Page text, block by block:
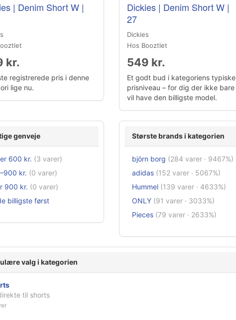
| Denim Short W |
kr.
registrerede pris i denne
lige nu.
Dickies | Denim Short W |
27
Dickies
Hos Booztlet
549 kr.
Et godt bud i kategoriens typiske
prisniveau – for dig der ikke bare
vil have den billigste model.
genveje
600 kr. (3 varer)
kr. (0 varer)
900 kr. (0 varer)
billigste først
Største brands i kategorien
björn borg (284 varer · 9467%)
adidas (152 varer · 5067%)
Hummel (139 varer · 4633%)
ONLY (91 varer · 3033%)
Pieces (79 varer · 2633%)
valg i kategorien
til shorts